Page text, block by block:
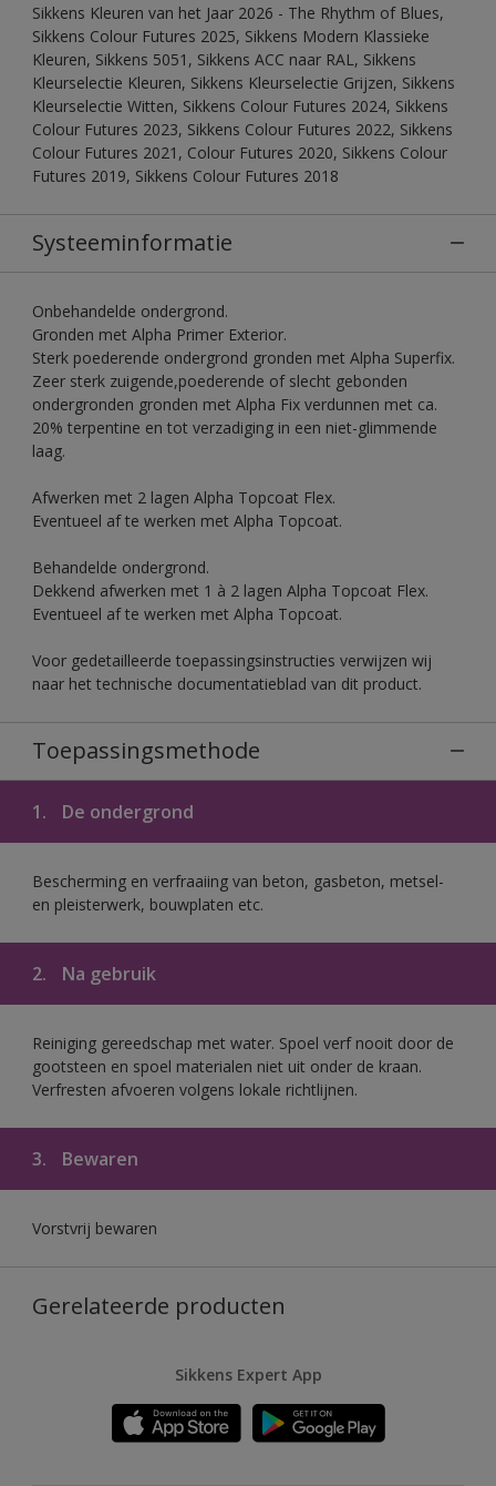
Sikkens Kleuren van het Jaar 2026 - The Rhythm of Blues,
Sikkens Colour Futures 2025, Sikkens Modern Klassieke
Kleuren, Sikkens 5051, Sikkens ACC naar RAL, Sikkens
Kleurselectie Kleuren, Sikkens Kleurselectie Grijzen, Sikkens
Kleurselectie Witten, Sikkens Colour Futures 2024, Sikkens
Colour Futures 2023, Sikkens Colour Futures 2022, Sikkens
Colour Futures 2021, Colour Futures 2020, Sikkens Colour
Futures 2019, Sikkens Colour Futures 2018
Systeeminformatie
Onbehandelde ondergrond.
Gronden met Alpha Primer Exterior.
Sterk poederende ondergrond gronden met Alpha Superfix.
Zeer sterk zuigende,poederende of slecht gebonden
ondergronden gronden met Alpha Fix verdunnen met ca.
20% terpentine en tot verzadiging in een niet-glimmende
laag.
Afwerken met 2 lagen Alpha Topcoat Flex.
Eventueel af te werken met Alpha Topcoat.
Behandelde ondergrond.
Dekkend afwerken met 1 à 2 lagen Alpha Topcoat Flex.
Eventueel af te werken met Alpha Topcoat.
Voor gedetailleerde toepassingsinstructies verwijzen wij
naar het technische documentatieblad van dit product.
Toepassingsmethode
1. De ondergrond
Bescherming en verfraaiing van beton, gasbeton, metsel-
en pleisterwerk, bouwplaten etc.
2. Na gebruik
Reiniging gereedschap met water. Spoel verf nooit door de
gootsteen en spoel materialen niet uit onder de kraan.
Verfresten afvoeren volgens lokale richtlijnen.
3. Bewaren
Vorstvrij bewaren
Gerelateerde producten
Sikkens Expert App